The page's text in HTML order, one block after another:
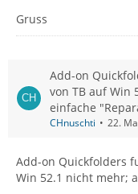
Gruss
Add-on
von TB auf Win
einfache
CHnuschti 22.
Add-on Quickfolders
Win 52.1 nicht mehr;